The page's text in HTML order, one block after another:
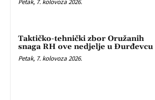
Petak, 7. kolovoza 2026.
Taktičko-tehnički zbor Oružanih
snaga RH ove nedjelje u Đurđevcu
Petak, 7. kolovoza 2026.